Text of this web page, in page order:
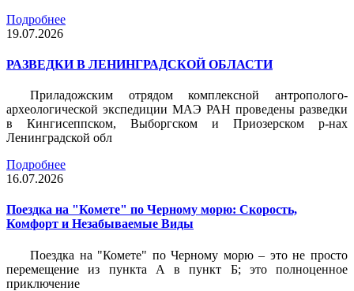
Подробнее
19.07.2026
РАЗВЕДКИ В ЛЕНИНГРАДСКОЙ ОБЛАСТИ
Приладожским отрядом комплексной антрополого-
археологической экспедиции МАЭ РАН проведены разведки
в Кингисеппском, Выборгском и Приозерском р-нах
Ленинградской обл
Подробнее
16.07.2026
Поездка на "Комете" по Черному морю: Скорость,
Комфорт и Незабываемые Виды
Поездка на "Комете" по Черному морю – это не просто
перемещение из пункта А в пункт Б; это полноценное
приключение